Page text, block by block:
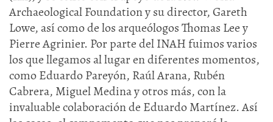
Archaeological Foundation y su director, Gareth
Lowe, así como de los arqueólogos Thomas Lee y
Pierre Agrinier. Por parte del INAH fuimos varios
los que llegamos al lugar en diferentes momentos,
como Eduardo Pareyón, Raúl Arana, Rubén
Cabrera, Miguel Medina y otros más, con la
invaluable colaboración de Eduardo Martínez. Así